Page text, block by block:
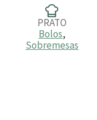
PRATO
Bolos,
Sobremesas